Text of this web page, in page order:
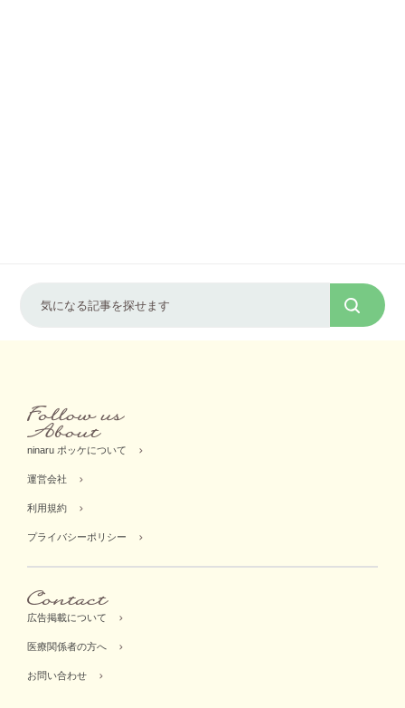
ninaru ポッケについて
運営会社
利用規約
プライバシーポリシー
広告掲載について
医療関係者の方へ
お問い合わせ